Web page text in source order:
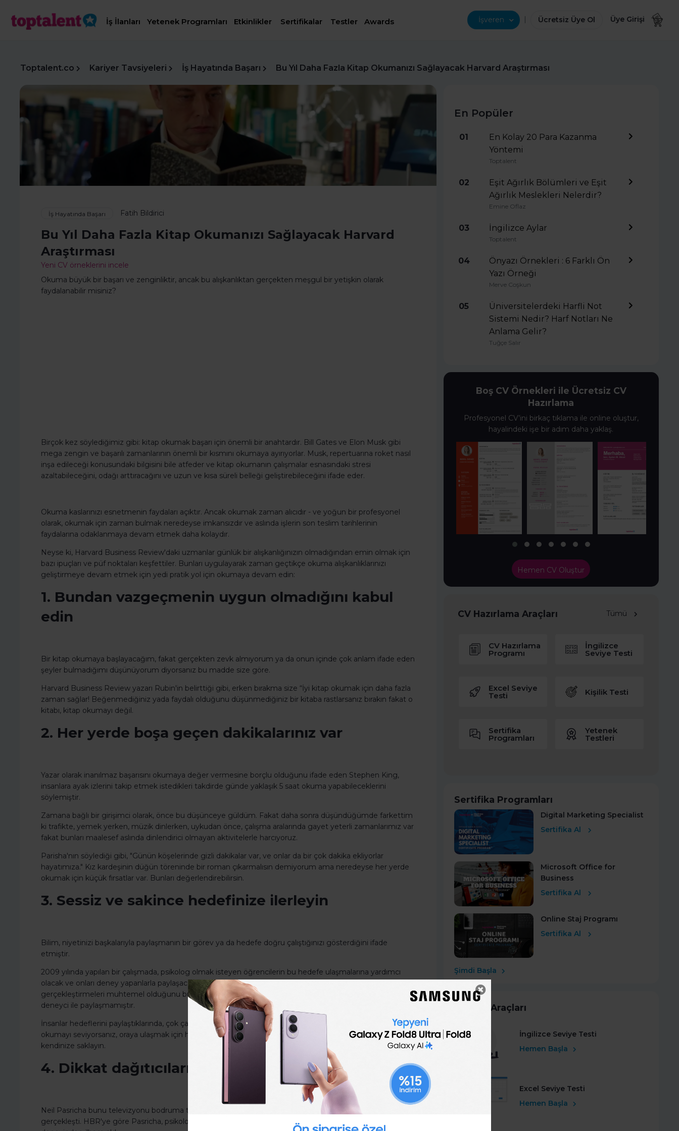
İş İlanları Yetenek Programları Etkinlikler Sertifikalar Testler Awards İşveren | Ücretsiz Üye Ol Üye Girişi
Toptalent.co Kariyer Tavsiyeleri İş Hayatında Başarı Bu Yıl Daha Fazla Kitap Okumanızı Sağlayacak Harvard Araştırması
İş Hayatında Başarı Fatih Bildirici
Bu Yıl Daha Fazla Kitap Okumanızı Sağlayacak Harvard
Araştırması
Yeni CV örneklerini incele
Okuma büyük bir başarı ve zenginliktir, ancak bu alışkanlıktan gerçekten meşgul bir yetişkin olarak
faydalanabilir misiniz?
Birçok kez söylediğimiz gibi: kitap okumak başarı için önemli bir anahtardır. Bill Gates ve Elon Musk gibi
mega zengin ve başarılı zamanlarının önemli bir kısmını okumaya ayırıyorlar. Musk, repertuarına roket nasıl
inşa edileceği konusundaki bilgisini bile atfeder ve kitap okumanın çalışmalar esnasındaki stresi
azaltabileceğini, odağı arttıracağını ve uzun ve kısa süreli belleği geliştirebileceğini ifade eder.
Okuma kaslarınızı esnetmenin faydaları açıktır. Ancak okumak zaman alıcıdır - ve yoğun bir profesyonel
olarak, okumak için zaman bulmak neredeyse imkansızdır ve aslında işlerin son teslim tarihlerinin
faydalarına odaklanmaya devam etmek daha kolaydır.
Neyse ki, Harvard Business Review'daki uzmanlar günlük bir alışkanlığınızın olmadığından emin olmak için
bazı ipuçları ve püf noktaları keşfettiler. Bunları uygulayarak zaman geçtikçe okuma alışkanlıklarınızı
geliştirmeye devam etmek için yedi pratik yol için okumaya devam edin:
1. Bundan vazgeçmenin uygun olmadığını kabul
edin
Bir kitap okumaya başlayacağım, fakat gerçekten zevk almıyorum ya da onun içinde çok anlam ifade eden
şeyler bulmadığımı düşünüyorum diyorsanız bu madde size göre.
Harvard Business Review yazarı Rubin'in belirttiği gibi, erken bırakma size “İyi kitap okumak için daha fazla
zaman sağlar! Beğenmediğiniz yada faydalı olduğunu düşünmediğiniz bir kitaba rastlarsanız bırakın fakat o
kitabı, kitap okumayı değil.
2. Her yerde boşa geçen dakikalarınız var
Yazar olarak inanılmaz başarısını okumaya değer vermesine borçlu olduğunu ifade eden Stephen King,
insanlara ayak izlerini takip etmek istedikleri takdirde günde yaklaşık 5 saat okuma yapabileceklerini
söylemiştir.
Zamana bağlı bir girişimci olarak, önce bu düşünceye güldüm. Fakat daha sonra düşündüğümde farkettim
ki trafikte, yemek yerken, müzik dinlerken, uykudan önce, çalışma aralarında gayet yeterli zamanlarımız var
fakat bunları maalesef aslında dinlendirici olmayan aktivitelerle harcıyoruz.
Parisha'nın söylediği gibi, "Günün köşelerinde gizli dakikalar var, ve onlar da bir çok dakika ekliyorlar
hayatımıza." Kız kardeşinin düğün töreninde bir roman çıkarmalısın demiyorum ama neredeyse her yerde
okumak için küçük fırsatlar var. Bunları değerlendirebilirsin.
3. Sessiz ve sakince hedefinize ilerleyin
Bilim, niyetinizi başkalarıyla paylaşmanın bir görev ya da hedefe doğru çalıştığınızı gösterdiğini ifade
etmiştir.
2009 yılında yapılan bir çalışmada, psikolog olmak isteyen öğrencilerin bu hedefe ulaşmalarına yardımcı
olacak ve onları deney yapanlarla paylaşacakları faaliyetler yazdıklarında, bu etkinlikleri gerçekten
gerçekleştirmeleri muhtemel olduğunu bulmuştur. Kontrol grubu ise, planlanan faaliyetlerin listesini
deneyci ile paylaşmamıştır.
İnsanlar hedeflerini paylaştıklarında, çok çalışmak için daha az motivasyon hissederler. Eğer daha fazla kitap
okumayı seviyorsanız, oraya ulaşmak için hedeflerinizi ve adımlarınızı ifade edin - hatta yazın - ama
kendinize saklayın.
4. Dikkat dağıtıcıları sınırlandırın
Neil Pasricha bunu televizyonu bodruma taşıyarak ve kitap rafının evinin merkezine yerleştirerek evinde
gerçekleşti. HBR'ye göre Pasricha, psikolog Roy Baumeister'in ünlü "çikolatalı kurabiye ve turp"
En Popüler
01
En Kolay 20 Para Kazanma
Yöntemi
Toptalent
02
Eşit Ağırlık Bölümleri ve Eşit
Ağırlık Meslekleri Nelerdir?
Emine Oflaz
03 İngilizce Aylar
Toptalent
04
Önyazı Örnekleri : 6 Farklı Ön
Yazı Örneği
Merve Coşkun
05
Üniversitelerdeki Harfli Not
Sistemi Nedir? Harf Notları Ne
Anlama Gelir?
Tuğçe Salır
Boş CV Örnekleri ile Ücretsiz CV
Hazırlama
Profesyonel CV’ini birkaç tıklama ile online oluştur,
hayalindeki işe bir adım daha yaklaş.
Hemen CV Oluştur
CV Hazırlama Araçları Tümü
CV Hazırlama
Programı
İngilizce
Seviye Testi
Excel Seviye
Testi Kişilik Testi
Sertifika
Programları
Yetenek
Testleri
Sertifika Programları
Digital Marketing Specialist
Sertifika Al
Microsoft Office for
Business
Sertifika Al
Online Staj Programı
Sertifika Al
Şimdi Başla
Kariyer Araçları
İngilizce Seviye Testi
Hemen Başla
Excel Seviye Testi
Hemen Başla